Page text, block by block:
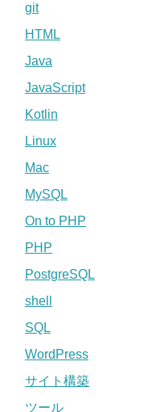
git
HTML
Java
JavaScript
Kotlin
Linux
Mac
MySQL
On to PHP
PHP
PostgreSQL
shell
SQL
WordPress
サイト構築
ツール